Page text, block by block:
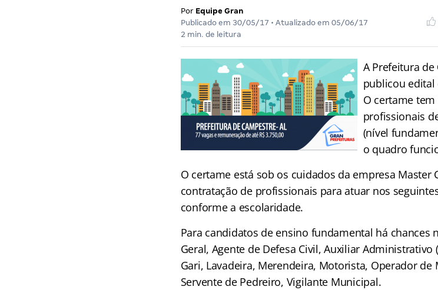
Por Equipe Gran
Publicado em 30/05/17 • Atualizado em 05/06/17
2 min. de leitura
A Prefeitura
publicou edital
O certame
profissionais
(nível
o quadro
O certame está sob os cuidados da empresa Master
contratação de profissionais para atuar nos
conforme a escolaridade.
Para candidatos de ensino fundamental há chances
Geral, Agente de Defesa Civil, Auxiliar
Gari, Lavadeira, Merendeira, Motorista, Operador de
Servente de Pedreiro, Vigilante Municipal.